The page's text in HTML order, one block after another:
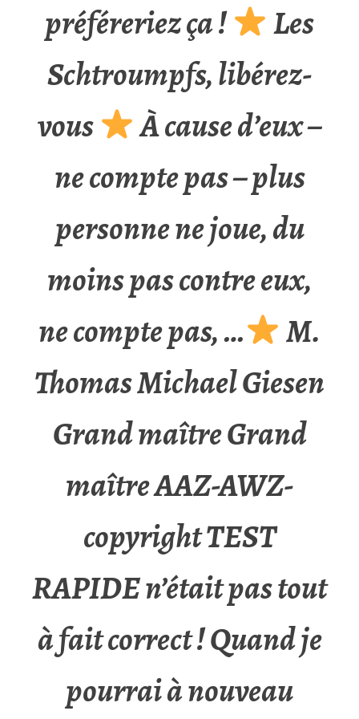
préféreriez ça !
Les
Schtroumpfs, libérez-
vous
À cause d’eux –
ne compte pas – plus
personne ne joue, du
moins pas contre eux,
ne compte pas, …
M.
Thomas Michael Giesen
Grand maître Grand
maître AAZ-AWZ-
copyright TEST
RAPIDE n’était pas tout
à fait correct ! Quand je
pourrai à nouveau